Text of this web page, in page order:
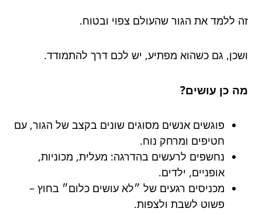
זה ללמד את הגור שהעולם צפוי ובטוח.
ושכן, גם כשהוא מפתיע, יש לכם דרך להתמודד.
מה כן עושים?
פוגשים אנשים מסוגים שונים בקצב של הגור, עם
חטיפים ומרחק נוח.
נחשפים לרעשים בהדרגה: מעלית, מכוניות,
אופניים, ילדים.
מכניסים רגעים של ״לא עושים כלום״ בחוץ –
פשוט לשבת ולצפות.